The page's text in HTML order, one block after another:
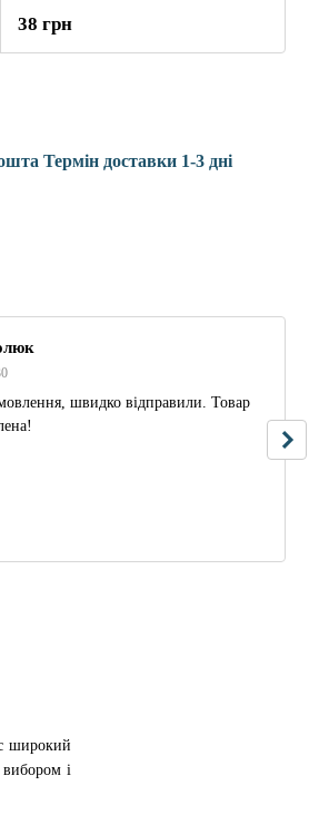
38 грн
Термін доставки 1-3 дні
швидко відправили. Товар
широкий
і